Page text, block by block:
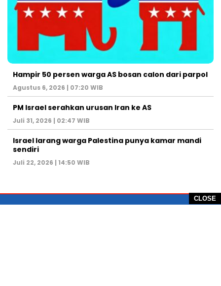
CLOSE
Hampir 50 persen warga AS bosan calon dari parpol
Agustus 6, 2026 | 07:20 WIB
PM Israel serahkan urusan Iran ke AS
Juli 31, 2026 | 02:47 WIB
Israel larang warga Palestina punya kamar mandi
sendiri
Juli 22, 2026 | 14:50 WIB